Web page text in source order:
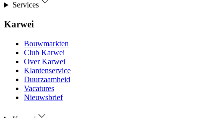
Services
Karwei
Bouwmarkten
Club Karwei
Over Karwei
Klantenservice
Duurzaamheid
Vacatures
Nieuwsbrief